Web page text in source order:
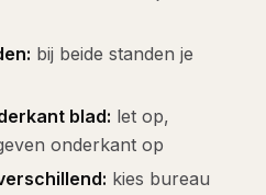
bij beide standen je
blad: let op,
onderkant op
kies bureau